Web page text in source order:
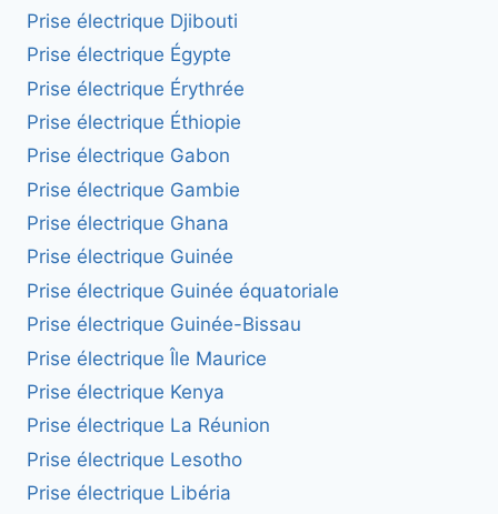
Prise électrique Djibouti
Prise électrique Égypte
Prise électrique Érythrée
Prise électrique Éthiopie
Prise électrique Gabon
Prise électrique Gambie
Prise électrique Ghana
Prise électrique Guinée
Prise électrique Guinée équatoriale
Prise électrique Guinée-Bissau
Prise électrique Île Maurice
Prise électrique Kenya
Prise électrique La Réunion
Prise électrique Lesotho
Prise électrique Libéria